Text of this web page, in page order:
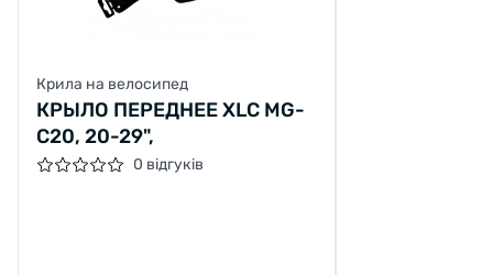
Крила на велосипед
КРЫЛО ПЕРЕДНЕЕ XLC MG-
C20, 20-29",
0 відгуків